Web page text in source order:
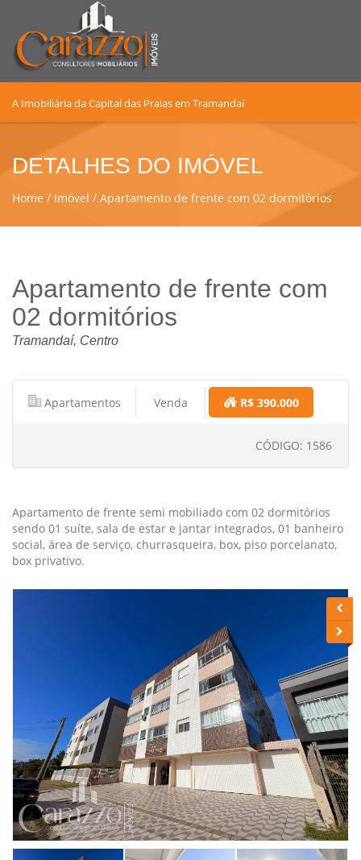
A Imobiliária da Capital das Praias em Tramandaí
DETALHES DO IMÓVEL
Home Imóvel Apartamento de frente com 02 dormitórios
Apartamento de frente com
02 dormitórios
Tramandaí, Centro
Apartamentos Venda R$ 390.000
CÓDIGO: 1586
Apartamento de frente semi mobiliado com 02 dormitórios
sendo 01 suíte, sala de estar e jantar integrados, 01 banheiro
social, área de serviço, churrasqueira, box, piso porcelanato,
box privativo.